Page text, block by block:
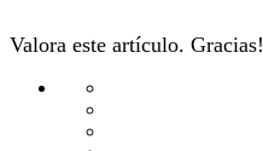
Valora este artículo. Gracias!